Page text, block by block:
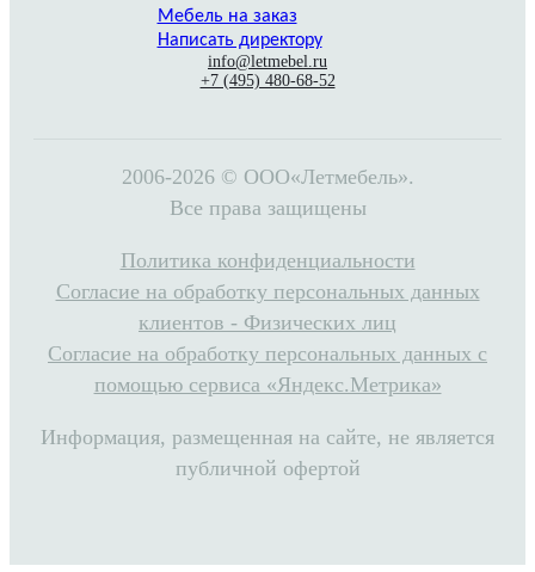
Мебель на заказ
Написать директору
info@letmebel.ru
+7 (495) 480-68-52
2006-2026 © ООО«Летмебель».
Все права защищены
Политика конфиденциальности
Согласие на обработку персональных данных
клиентов - Физических лиц
Согласие на обработку персональных данных с
помощью сервиса «Яндекс.Метрика»
Информация, размещенная на сайте, не является
публичной офертой